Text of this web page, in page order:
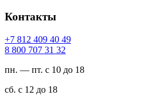
Контакты
94 04 904 218 7+
23 13 707 008 8
пн. — пт. с 10 до 18
сб. с 12 до 18